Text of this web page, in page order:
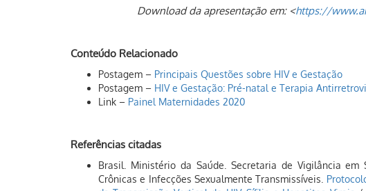
Download da apresentação em: <https://
Conteúdo Relacionado
Postagem – Principais Questões sobre HIV e Gestação
Postagem – HIV e Gestação: Pré-natal e Terapia
Link – Painel Maternidades 2020
Referências citadas
Brasil. Ministério da Saúde. Secretaria de Vigilância em
Crônicas e Infecções Sexualmente Transmissíveis.